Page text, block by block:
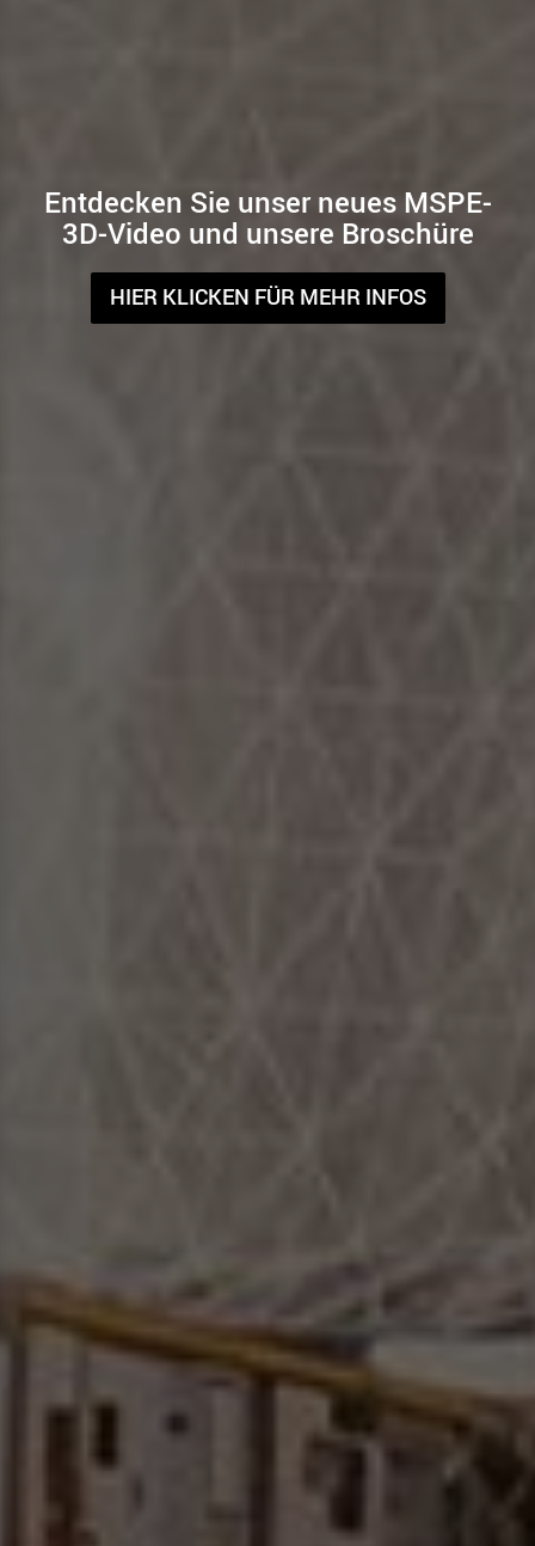
Entdecken Sie unser neues MSPE-
3D-Video und unsere Broschüre
HIER KLICKEN FÜR MEHR INFOS